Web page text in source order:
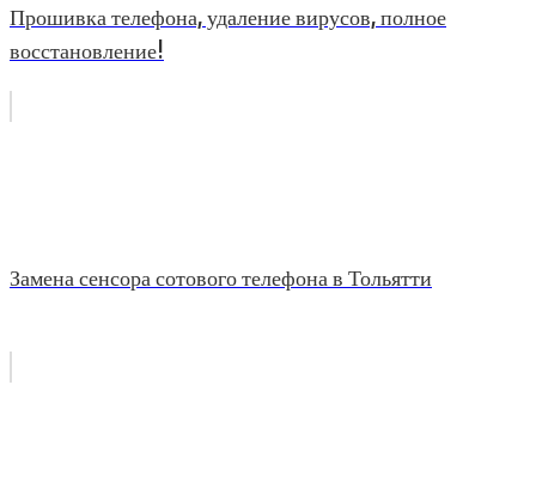
Прошивка телефона, удаление вирусов, полное
восстановление!
Замена сенсора сотового телефона в Тольятти